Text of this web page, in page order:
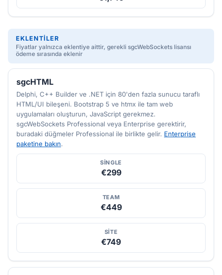
EKLENTILER
Fiyatlar yalnızca eklentiye aittir, gerekli sgcWebSockets lisansı
ödeme sırasında eklenir
sgcHTML
Delphi, C++ Builder ve .NET için 80'den fazla sunucu taraflı
HTML/UI bileşeni. Bootstrap 5 ve htmx ile tam web
uygulamaları oluşturun, JavaScript gerekmez.
sgcWebSockets Professional veya Enterprise gerektirir,
buradaki düğmeler Professional ile birlikte gelir. Enterprise
paketine bakın.
SINGLE
€299
TEAM
€449
SITE
€749